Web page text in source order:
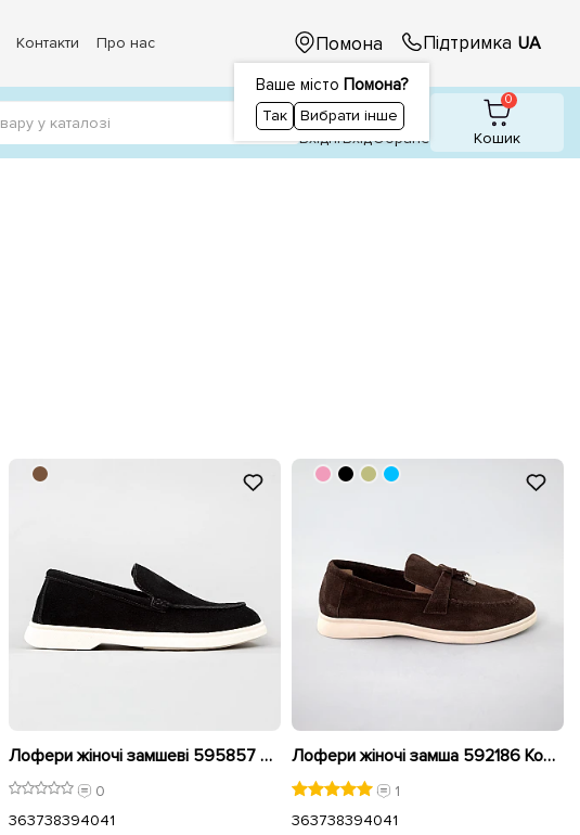
Контакти Про нас Помона
Ваше місто Помона?
Так Вибрати інше
Підтримка UA
1
ВхідніВхiдОбране
0
Кошик
Лофери жіночі замшеві 595857 Чорні
0
363738394041
Лофери жіночі замша 592186 Коричневі
1
363738394041